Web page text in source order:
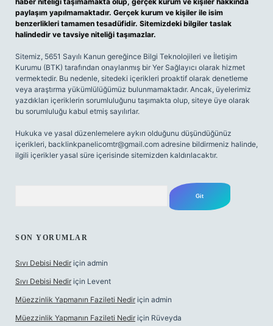
paylaşım yapılmamaktadır. Gerçek kurum ve kişiler ile isim
benzerlikleri tamamen tesadüfidir. Sitemizdeki bilgiler taslak
halindedir ve tavsiye niteliği taşımazlar.
Sitemiz, 5651 Sayılı Kanun gereğince Bilgi Teknolojileri ve İletişim
Kurumu (BTK) tarafından onaylanmış bir Yer Sağlayıcı olarak hizmet
vermektedir. Bu nedenle, sitedeki içerikleri proaktif olarak denetleme
veya araştırma yükümlülüğümüz bulunmamaktadır. Ancak, üyelerimiz
yazdıkları içeriklerin sorumluluğunu taşımakta olup, siteye üye olarak
bu sorumluluğu kabul etmiş sayılırlar.
Hukuka ve yasal düzenlemelere aykırı olduğunu düşündüğünüz
içerikleri, backlinkpanelicomtr@gmail.com adresine bildirmeniz halinde,
ilgili içerikler yasal süre içerisinde sitemizden kaldırılacaktır.
SON YORUMLAR
Sıvı Debisi Nedir için admin
Sıvı Debisi Nedir için Levent
Müezzinlik Yapmanın Fazileti Nedir için admin
Müezzinlik Yapmanın Fazileti Nedir için Rüveyda